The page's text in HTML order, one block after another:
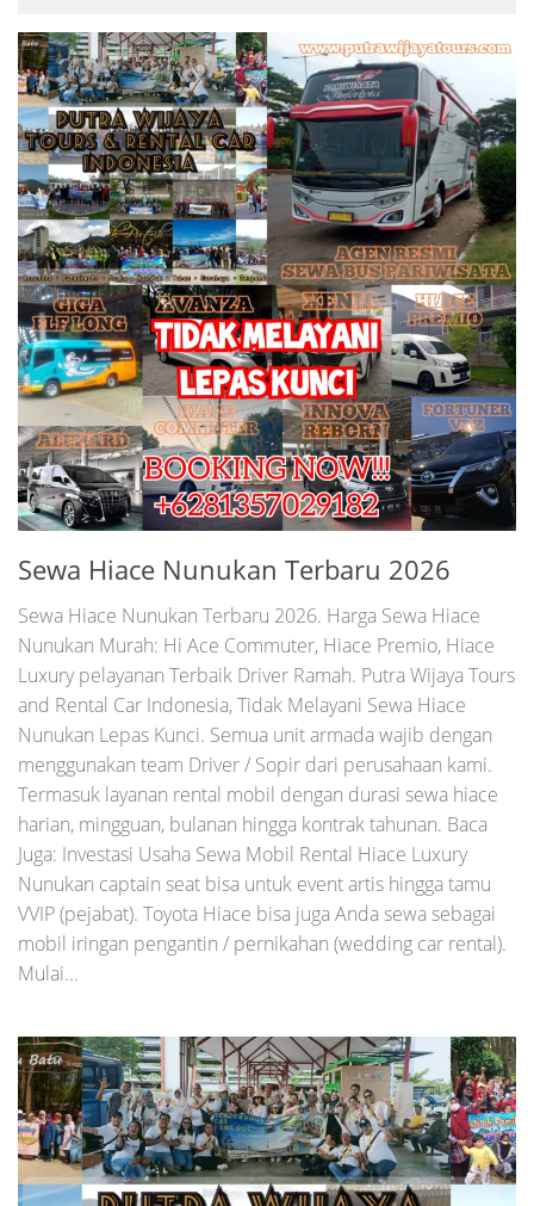
Sewa Hiace Nunukan Terbaru 2026
Sewa Hiace Nunukan Terbaru 2026. Harga Sewa Hiace
Nunukan Murah: Hi Ace Commuter, Hiace Premio, Hiace
Luxury pelayanan Terbaik Driver Ramah. Putra Wijaya Tours
and Rental Car Indonesia, Tidak Melayani Sewa Hiace
Nunukan Lepas Kunci. Semua unit armada wajib dengan
menggunakan team Driver / Sopir dari perusahaan kami.
Termasuk layanan rental mobil dengan durasi sewa hiace
harian, mingguan, bulanan hingga kontrak tahunan. Baca
Juga: Investasi Usaha Sewa Mobil Rental Hiace Luxury
Nunukan captain seat bisa untuk event artis hingga tamu
VVIP (pejabat). Toyota Hiace bisa juga Anda sewa sebagai
mobil iringan pengantin / pernikahan (wedding car rental).
Mulai...